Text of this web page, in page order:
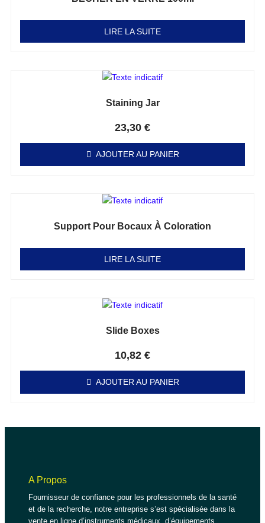
LIRE LA SUITE
Staining Jar
23,30 €
AJOUTER AU PANIER
Support Pour Bocaux À Coloration
LIRE LA SUITE
Slide Boxes
10,82 €
AJOUTER AU PANIER
A Propos
Fournisseur de confiance pour les professionnels de la santé
et de la recherche, notre entreprise s’est spécialisée dans la
vente en ligne d’instruments médicaux, d’équipements